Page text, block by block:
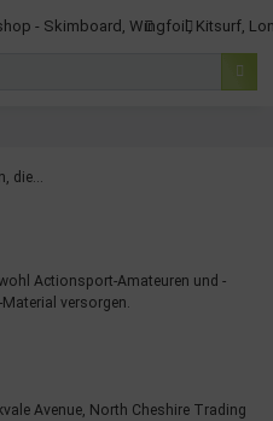
Actionsport-Amateuren und -
versorgen.
Avenue, North Cheshire Trading